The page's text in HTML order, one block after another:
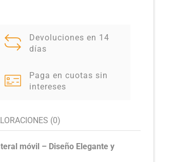
Devoluciones en 14
días
Paga en cuotas sin
intereses
(0)
móvil – Diseño Elegante y